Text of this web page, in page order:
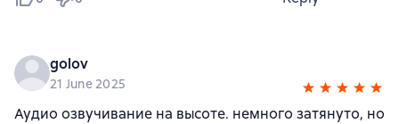
golov
21 June 2025
Аудио озвучивание на высоте. немного затянуто, но